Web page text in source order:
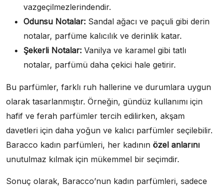
vazgeçilmezlerindendir.
Odunsu Notalar: Sandal ağacı ve paçuli gibi derin
notalar, parfüme kalıcılık ve derinlik katar.
Şekerli Notalar: Vanilya ve karamel gibi tatlı
notalar, parfümü daha çekici hale getirir.
Bu parfümler, farklı ruh hallerine ve durumlara uygun
olarak tasarlanmıştır. Örneğin, gündüz kullanımı için
hafif ve ferah parfümler tercih edilirken, akşam
davetleri için daha yoğun ve kalıcı parfümler seçilebilir.
Baracco kadın parfümleri, her kadının özel anlarını
unutulmaz kılmak için mükemmel bir seçimdir.
Sonuç olarak, Baracco’nun kadın parfümleri, sadece